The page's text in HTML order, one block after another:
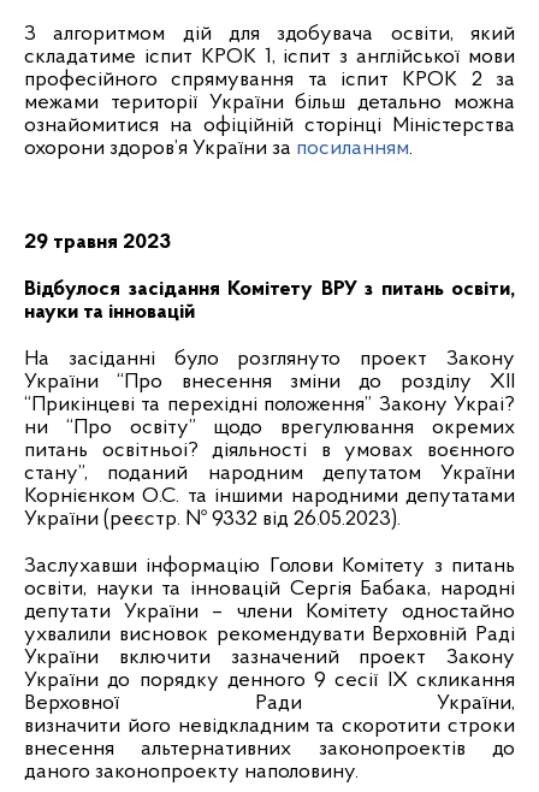
З алгоритмом дій для здобувача освіти, який
складатиме іспит КРОК 1, іспит з англійської мови
професійного спрямування та іспит КРОК 2 за
межами території України більш детально можна
ознайомитися на офіційній сторінці Міністерства
охорони здоров’я України за посиланням.
29 травня 2023
Відбулося засідання Комітету ВРУ з питань освіти,
науки та інновацій
На засіданні було розглянуто проект Закону
України “Про внесення зміни до розділу XІІ
“Прикінцеві та перехідні положення” Закону Украі?
ни “Про освіту” щодо врегулювання окремих
питань освітньоі? діяльності в умовах воєнного
стану”, поданий народним депутатом України
Корнієнком О.С. та іншими народними депутатами
України (реєстр. № 9332 від 26.05.2023).
Заслухавши інформацію Голови Комітету з питань
освіти, науки та інновацій Сергія Бабака, народні
депутати України – члени
Комітету одностайно
ухвалили висновок рекомендувати Верховній Раді
України включити зазначений проект Закону
України до порядку денного 9 сесії IX скликання
Верховної Ради України,
визначити його невідкладним та скоротити строки
внесення альтернативних законопроектів до
даного законопроекту наполовину.